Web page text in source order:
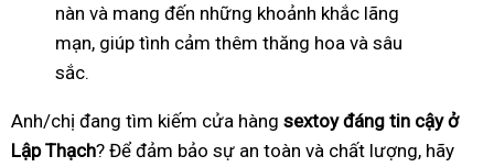
nàn và mang đến những khoảnh khắc lãng
mạn, giúp tình cảm thêm thăng hoa và sâu
sắc.
Anh/chị đang tìm kiếm cửa hàng sextoy đáng tin cậy ở
Lập Thạch? Để đảm bảo sự an toàn và chất lượng, hãy